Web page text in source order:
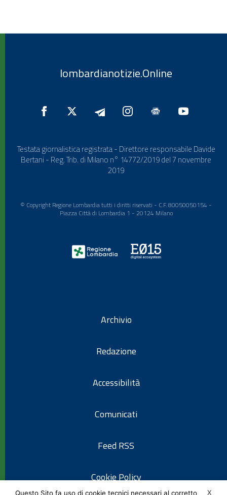
lombardianotizie.Online
Testata giornalistica registrata - Direttore responsabile Davide
Bertani - Reg. Trib. di Milano n° 14772/2019 del 7 novembre
2019
© Copyright Regione Lombardia tutti i diritti riservati - C.F. 80050050154 -
Piazza Città di Lombardia 1 - 20124 Milano
Archivio
Redazione
Accessibilità
Comunicati
Feed RSS
Cookie Policy
X
Questo Sito fa uso di cookie tecnici necessari al corretto